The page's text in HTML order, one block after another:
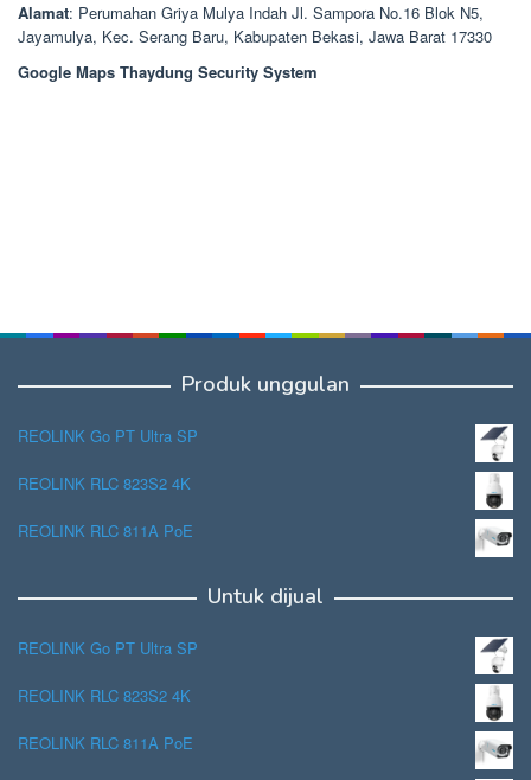
Alamat: Perumahan Griya Mulya Indah Jl. Sampora No.16 Blok N5,
Jayamulya, Kec. Serang Baru, Kabupaten Bekasi, Jawa Barat 17330
Google Maps Thaydung Security System
Produk unggulan
REOLINK Go PT Ultra SP
REOLINK RLC 823S2 4K
REOLINK RLC 811A PoE
Untuk dijual
REOLINK Go PT Ultra SP
REOLINK RLC 823S2 4K
REOLINK RLC 811A PoE